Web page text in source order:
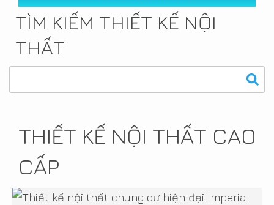
TÌM KIẾM THIẾT KẾ NỘI
THẤT
THIẾT KẾ NỘI THẤT CAO
CẤP